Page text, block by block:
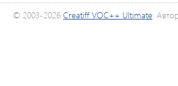
© 2003-2026 Creatiff VOC++ Ultimate.